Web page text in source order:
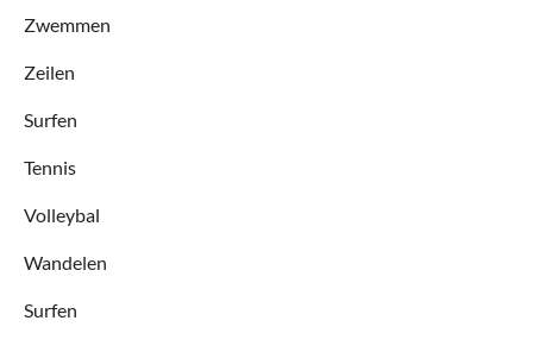
Zwemmen
Zeilen
Surfen
Tennis
Volleybal
Wandelen
Surfen